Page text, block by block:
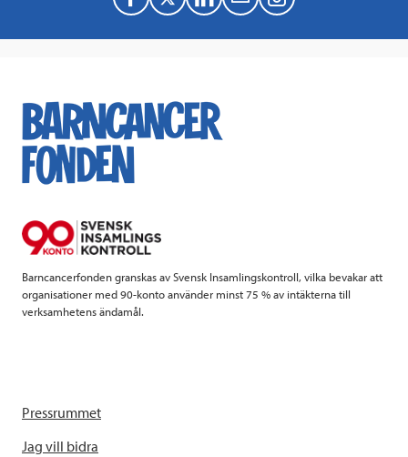
a
e
b
k
w
t
t
i
k
e
a
Barncancerfonden granskas av Svensk Insamlingskontroll, vilka bevakar att
organisationer med 90-konto använder minst 75 % av intäkterna till
verksamhetens ändamål.
Pressrummet
Jag vill bidra